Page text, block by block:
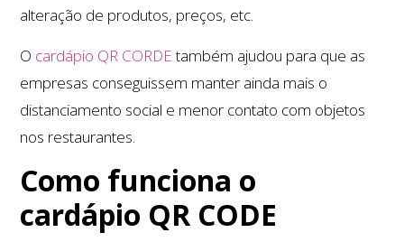
alteração de produtos, preços, etc.
O cardápio QR CORDEtambém ajudou para que as
empresas conseguissem manter ainda mais o
distanciamento social e menor contato com objetos
nos restaurantes.
Como funciona o
cardápio QR CODE